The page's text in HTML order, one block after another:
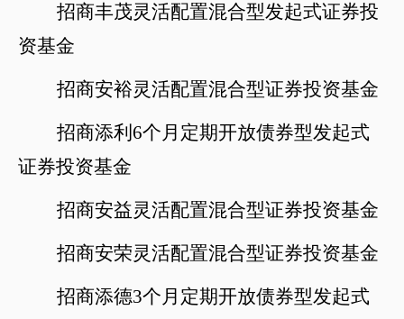
招商丰茂灵活配置混合型发起式证券投
资基金
招商安裕灵活配置混合型证券投资基金
招商添利 6个月定期开放债券型发起式
证券投资基金
招商安益灵活配置混合型证券投资基金
招商安荣灵活配置混合型证券投资基金
招商添德3个月定期开放债券型发起式